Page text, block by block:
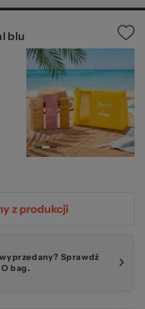
blu
z produkcji
Sprawdź
bag.